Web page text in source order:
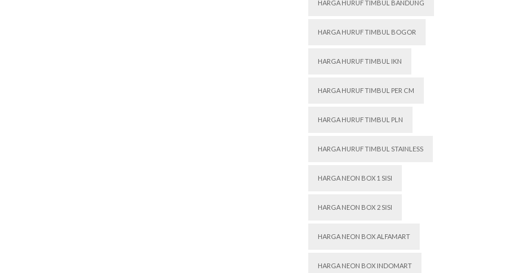
HARGA HURUF TIMBUL BANDUNG
HARGA HURUF TIMBUL BOGOR
HARGA HURUF TIMBUL IKN
HARGA HURUF TIMBUL PER CM
HARGA HURUF TIMBUL PLN
HARGA HURUF TIMBUL STAINLESS
HARGA NEON BOX 1 SISI
HARGA NEON BOX 2 SISI
HARGA NEON BOX ALFAMART
HARGA NEON BOX INDOMART